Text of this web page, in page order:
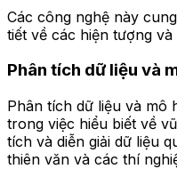
Các công nghệ này
tiết về các hiện tượng
Phân tích dữ liệu và
Phân tích dữ liệu và mô
trong việc hiểu biết về
tích và diễn giải dữ liệu
thiên văn và các thí